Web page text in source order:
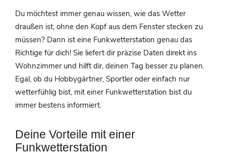
Du möchtest immer genau wissen, wie das Wetter
draußen ist, ohne den Kopf aus dem Fenster stecken zu
müssen? Dann ist eine Funkwetterstation genau das
Richtige für dich! Sie liefert dir präzise Daten direkt ins
Wohnzimmer und hilft dir, deinen Tag besser zu planen.
Egal, ob du Hobbygärtner, Sportler oder einfach nur
wetterfühlig bist, mit einer Funkwetterstation bist du
immer bestens informiert.
Deine Vorteile mit einer
Funkwetterstation